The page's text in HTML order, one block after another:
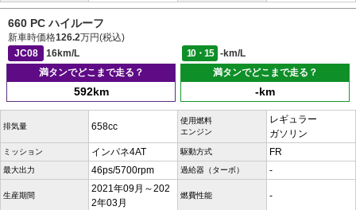
660 PC ハイルーフ
新車時価格126.2万円(税込)
JC08
16km/L 10・15
-km/L
満タンでどこまで走る？
592km
満タンでどこまで走る？
-km
排気量 658cc
使用燃料
エンジン
レギュラー
ガソリン
ミッション インパネ4AT 駆動方式 FR
最大出力 46ps/5700rpm 過給器（ターボ） -
生産期間
2021年09月～202
2年03月
燃費性能 -